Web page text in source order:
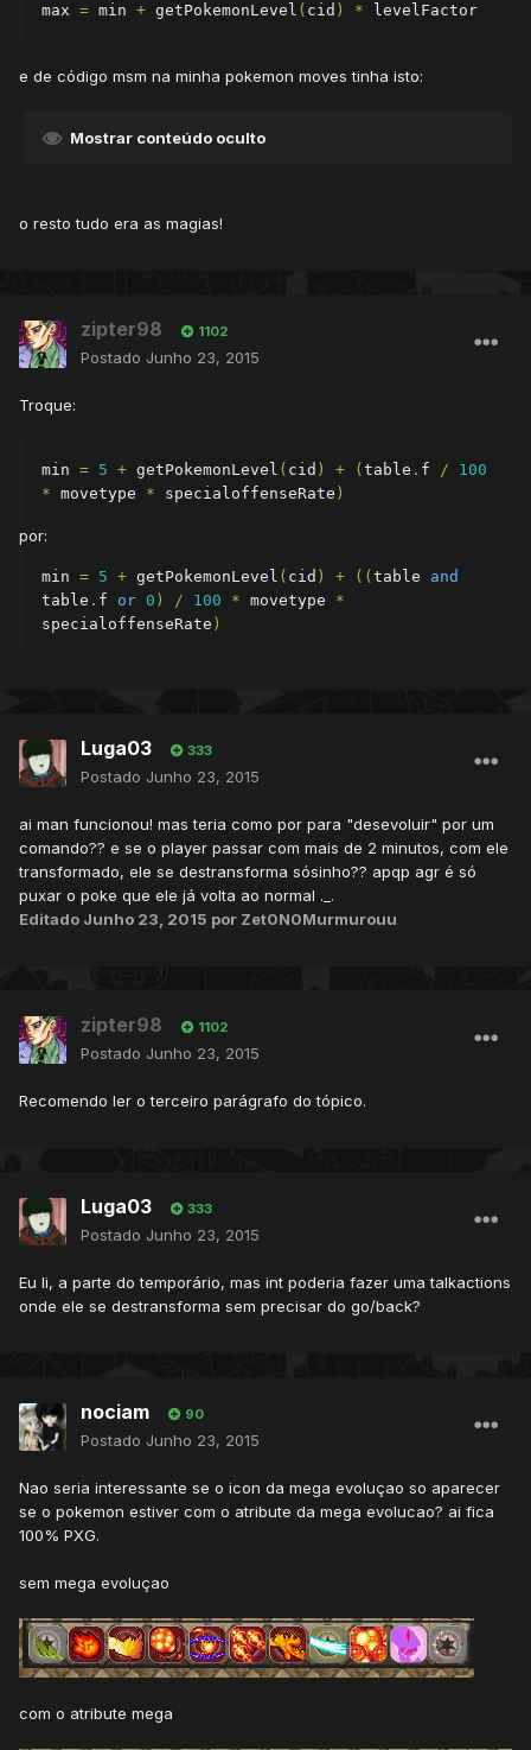
max = min + getPokemonLevel ( cid ) * levelFactor
e de código msm na minha pokemon moves tinha isto:
Mostrar conteúdo oculto
o resto tudo era as magias!
zipter98 1102
Postado Junho 23, 2015
Troque:
min = 5 + getPokemonLevel ( cid ) + ( table . f /
100
* movetype * specialoffenseRate )
por:
min = 5 + getPokemonLevel ( cid ) + (( table and
table . f or 0 ) / 100 * movetype *
specialoffenseRate )
Luga03 333
Postado Junho 23, 2015
ai man funcionou! mas teria como por para "desevoluir" por um
comando?? e se o player passar com mais de 2 minutos, com ele
transformado, ele se destransforma sósinho?? apqp agr é só
puxar o poke que ele já volta ao normal ._.
Editado Junho 23, 2015 por Zet0N0Murmurouu
zipter98 1102
Postado Junho 23, 2015
Recomendo ler o terceiro parágrafo do tópico.
Luga03 333
Postado Junho 23, 2015
Eu li, a parte do temporário, mas int poderia fazer uma talkactions
onde ele se destransforma sem precisar do go/back?
nociam 90
Postado Junho 23, 2015
Nao seria interessante se o icon da mega evoluçao so aparecer
se o pokemon estiver com o atribute da mega evolucao? ai fica
100% PXG.
sem mega evoluçao
com o atribute mega